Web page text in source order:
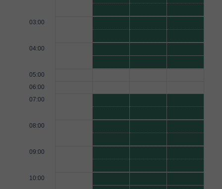
03:00
04:00
05:00
06:00
07:00
08:00
09:00
10:00